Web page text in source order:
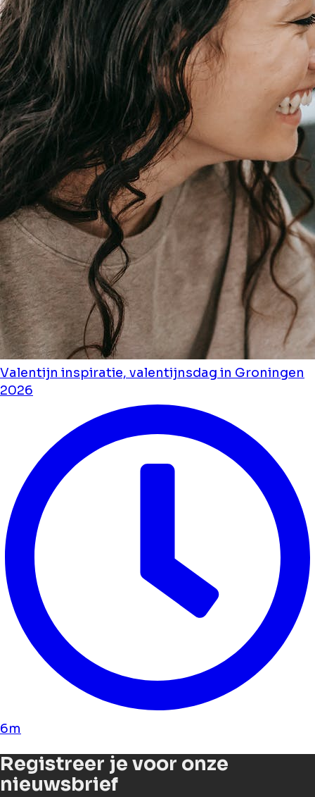
Valentijn inspiratie, valentijnsdag in Groningen
2026
6m
Registreer je voor onze
nieuwsbrief